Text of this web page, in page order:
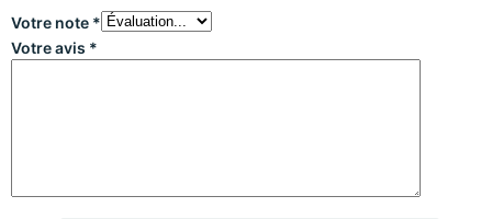
Votre note *
Votre avis *